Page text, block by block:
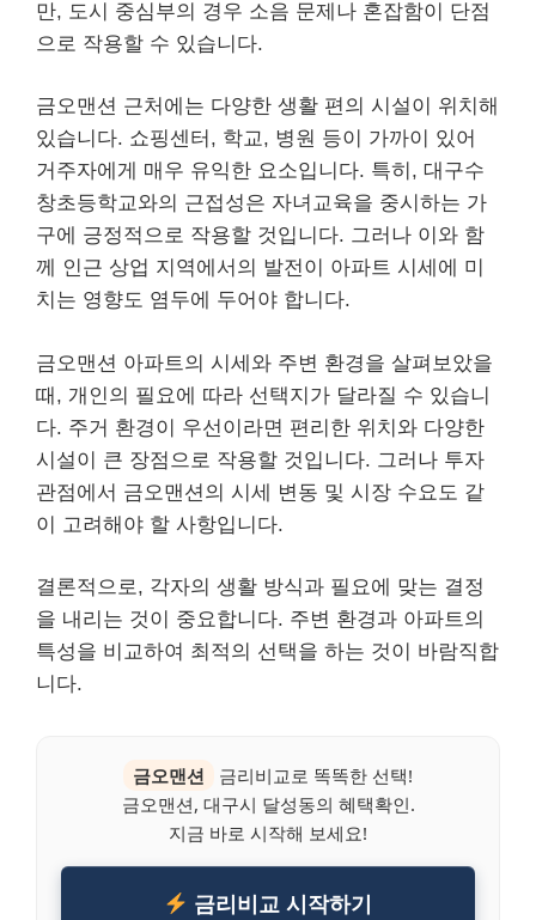
만, 도시 중심부의 경우 소음 문제나 혼잡함이 단점
으로 작용할 수 있습니다.
금오맨션 근처에는 다양한 생활 편의 시설이 위치해
있습니다. 쇼핑센터, 학교, 병원 등이 가까이 있어
거주자에게 매우 유익한 요소입니다. 특히, 대구수
창초등학교와의 근접성은 자녀교육을 중시하는 가
구에 긍정적으로 작용할 것입니다. 그러나 이와 함
께 인근 상업 지역에서의 발전이 아파트 시세에 미
치는 영향도 염두에 두어야 합니다.
금오맨션 아파트의 시세와 주변 환경을 살펴보았을
때, 개인의 필요에 따라 선택지가 달라질 수 있습니
다. 주거 환경이 우선이라면 편리한 위치와 다양한
시설이 큰 장점으로 작용할 것입니다. 그러나 투자
관점에서 금오맨션의 시세 변동 및 시장 수요도 같
이 고려해야 할 사항입니다.
결론적으로, 각자의 생활 방식과 필요에 맞는 결정
을 내리는 것이 중요합니다. 주변 환경과 아파트의
특성을 비교하여 최적의 선택을 하는 것이 바람직합
니다.
금오맨션
금리비교로 똑똑한 선택!
금오맨션, 대구시 달성동의 혜택확인.
지금 바로 시작해 보세요!
금리비교 시작하기